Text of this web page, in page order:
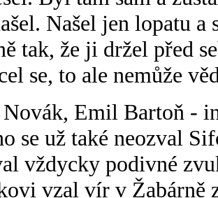
Našel jen lopatu
tak, že ji držel před
se, to ale nemůže
Emil Bartoň -
se už také neozval
vždycky podivné
vzal vír v Žabárně